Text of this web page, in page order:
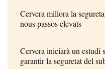
Cervera millora la
nous passos elevats
Cervera iniciarà un estudi
garantir la seguretat del